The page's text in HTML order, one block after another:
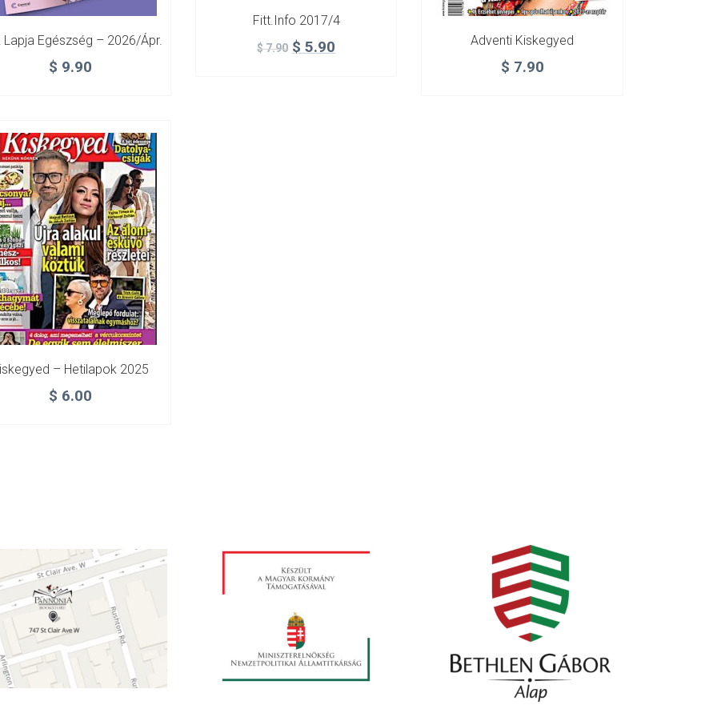
Lapja Egészség – 2026/ápr.
$ 9.90
Fitt.info 2017/4
$7.90 $ 5.90 Adventi Kiskegyed
$ 7.90
– Hetilapok 2025
$ 6.00